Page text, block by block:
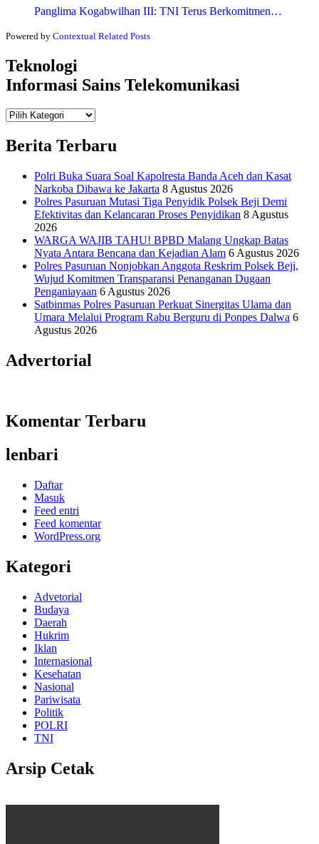
Panglima Kogabwilhan III: TNI Terus Berkomitmen…
Powered by Contextual Related Posts
Teknologi
Informasi Sains Telekomunikasi
Teknologi
Berita Terbaru
Polri Buka Suara Soal Kapolresta Banda Aceh dan Kasat
Narkoba Dibawa ke Jakarta 8 Agustus 2026
Polres Pasuruan Mutasi Tiga Penyidik Polsek Beji Demi
Efektivitas dan Kelancaran Proses Penyidikan 8 Agustus
2026
WARGA WAJIB TAHU! BPBD Malang Ungkap Batas
Nyata Antara Bencana dan Kejadian Alam 6 Agustus 2026
Polres Pasuruan Nonjobkan Anggota Reskrim Polsek Beji,
Wujud Komitmen Transparansi Penanganan Dugaan
Penganiayaan 6 Agustus 2026
Satbinmas Polres Pasuruan Perkuat Sinergitas Ulama dan
Umara Melalui Program Rabu Berguru di Ponpes Dalwa 6
Agustus 2026
Advertorial
Komentar Terbaru
lenbari
Daftar
Masuk
Feed entri
Feed komentar
WordPress.org
Kategori
Advetorial
Budaya
Daerah
Hukrim
Iklan
Internasional
Kesehatan
Nasional
Pariwisata
Politik
POLRI
TNI
Arsip Cetak